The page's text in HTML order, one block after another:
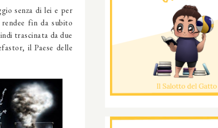
senza di lei e per
fin da subito
trascinata da due
il Paese delle